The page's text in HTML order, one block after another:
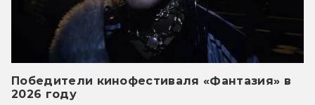
Победители кинофестиваля «Фантазия» в
2026 году